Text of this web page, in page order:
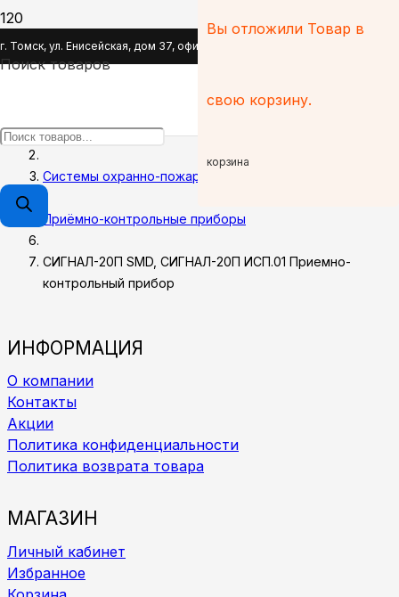
г. Томск, ул. Енисейская, дом 37, офис 110
Поиск товаров
Вы отложили Товар в
свою корзину.
корзина
СИГНАЛ-20П SMD, СИГНАЛ-20П
ИСП.01 Приемно-контрольный
Главная
Системы охранно-пожарной сигнализации
Приёмно-контрольные приборы
СИГНАЛ-20П SMD, СИГНАЛ-20П ИСП.01 Приемно-
контрольный прибор
ИНФОРМАЦИЯ
О компании
Контакты
Акции
Политика конфиденциальности
Политика возврата товара
МАГАЗИН
Личный кабинет
Избранное